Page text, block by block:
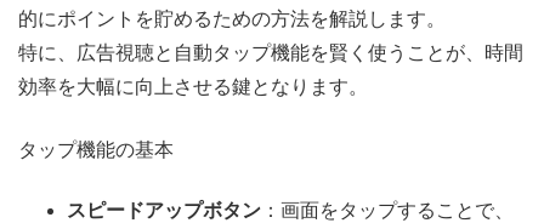
的にポイントを貯めるための方法を解説します。
特に、広告視聴と自動タップ機能を賢く使うことが、時間
効率を大幅に向上させる鍵となります。
タップ機能の基本
スピードアップボタン ：画面をタップすることで、